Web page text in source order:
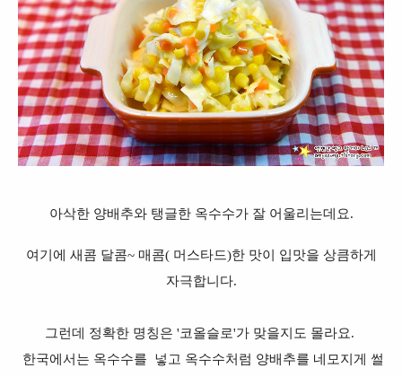
아삭한 양배추와 탱글한 옥수수가 잘 어울리는데요.
여기에 새콤 달콤~ 매콤( 머스타드)한 맛이 입맛을 상큼하게
자극합니다.
그런데 정확한 명칭은 '코올슬로'가 맞을지도 몰라요.
한국에서는 옥수수를 넣고 옥수수처럼 양배추를 네모지게 썰